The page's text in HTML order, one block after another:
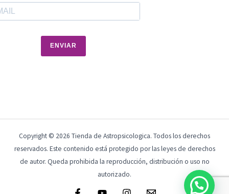
ENVIAR
Copyright © 2026 Tienda de Astropsicologica. Todos los derechos
reservados. Este contenido está protegido por las leyes de derechos
de autor. Queda prohibida la reproducción, distribución o uso no
autorizado.